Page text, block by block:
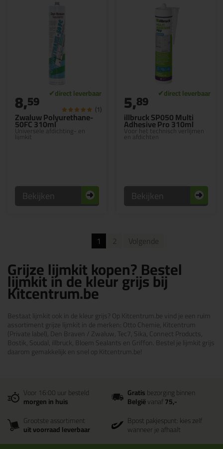
Zwaluw Polyurethane-
50FC 310ml
Universele afdichting- en
lijmkit
8,59 (1)
Bekijken
illbruck SP050 Multi
Adhesive Pro 310ml
Voor het technisch verlijmen
en afdichten
5,89
Bekijken
1 2 Volgende
Grijze lijmkit kopen? Bestel
lijmkit in de kleur grijs bij
Kitcentrum.be
Bestaat lijmkit ook in de kleur grijs? Op Kitcentrum.be vind je een ruim
assortiment grijze lijmkit in de merken: Otto Chemie, Kitcentrum
(Private label), Den Braven / Zwaluw, Tec7, Sika, Connect Products,
Bostik, Soudal, illbruck, Bloem Sealants en Griffon. Bestel je lijmkit grijs
daarom gemakkelijk en snel op Kitcentrum.be!
Voor 16:00 uur besteld
morgen in huis
Gratisbezorging binnen
Belgiëvanaf75,-
Grootste assortiment
uit voorraad leverbaar
Bpost pakjespunt: kies zelf
wanneer je afhaalt